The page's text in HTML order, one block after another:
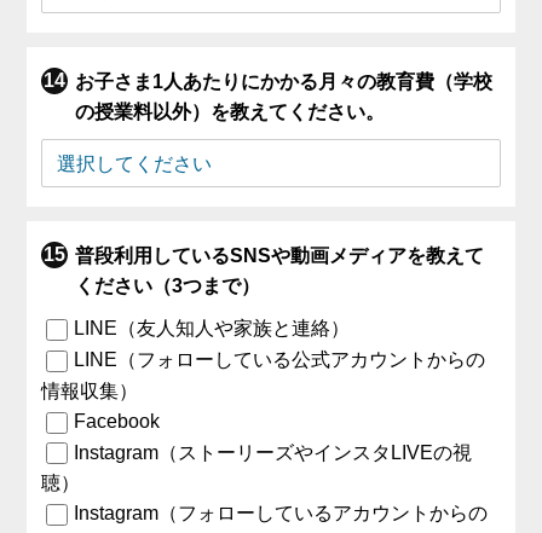
お子さま1人あたりにかかる月々の教育費（学校
の授業料以外）を教えてください。
普段利用しているSNSや動画メディアを教えて
ください（3つまで）
LINE（友人知人や家族と連絡）
LINE（フォローしている公式アカウントからの
情報収集）
Facebook
Instagram（ストーリーズやインスタLIVEの視
聴）
Instagram（フォローしているアカウントからの